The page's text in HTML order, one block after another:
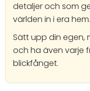
detaljer och som
världen in i era hem.
Sätt upp din egen,
och ha även varje
blickfånget.